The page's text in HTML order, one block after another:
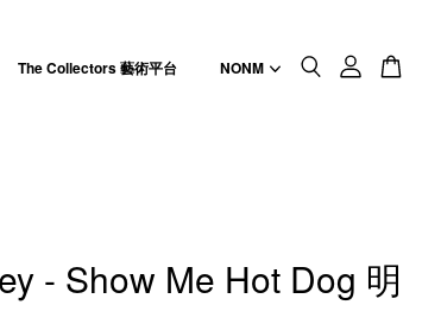
The Collectors 藝術平台 NONM
- Show Me Hot Dog 明